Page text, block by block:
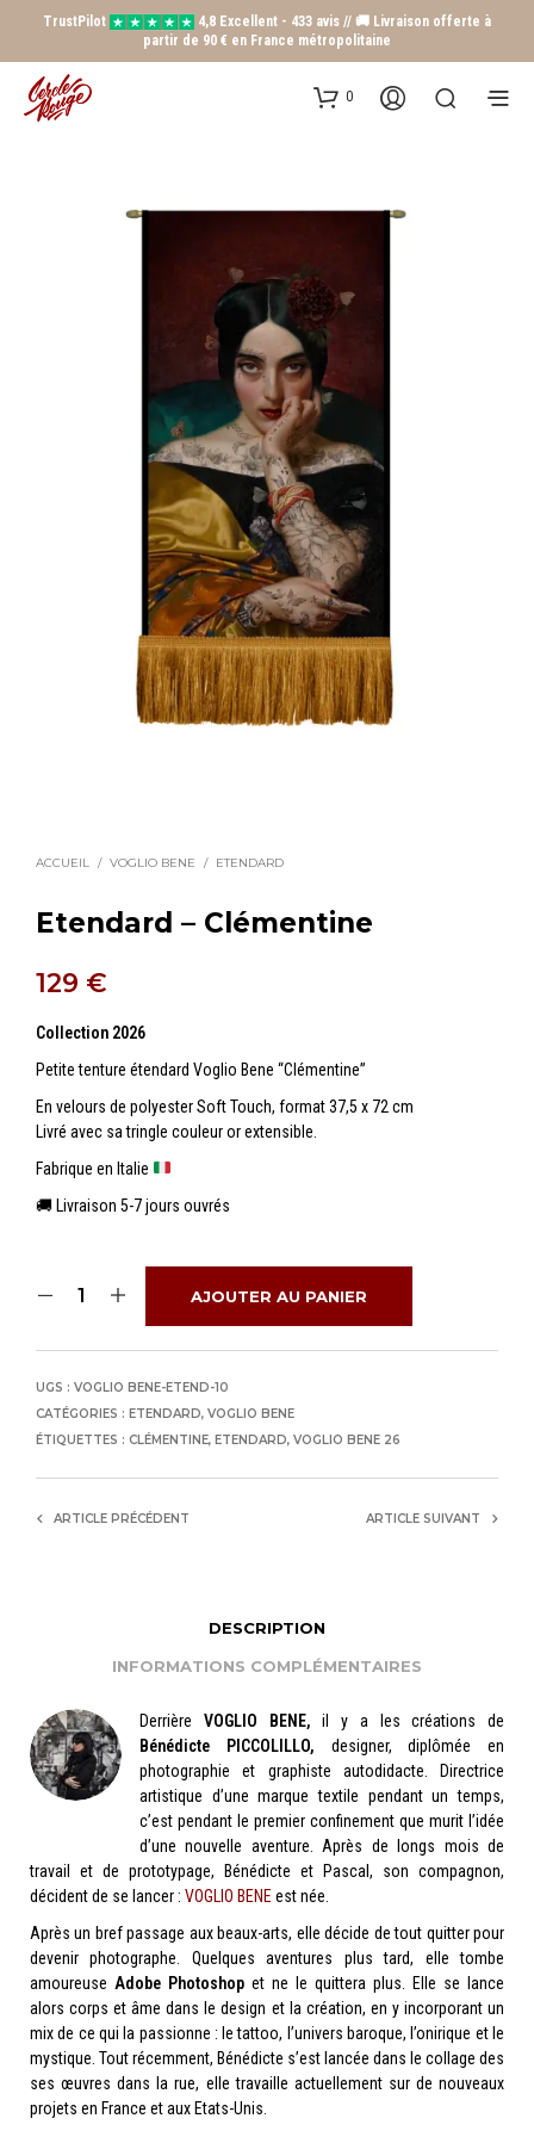
TrustPilot
4,8 Excellent - 433 avis // 🚚 Livraison offerte à
partir de 90 € en France métropolitaine
0
ACCUEIL / VOGLIO BENE / ETENDARD
Etendard – Clémentine
129 €
Collection 2026
Petite tenture étendard Voglio Bene “Clémentine”
En velours de polyester Soft Touch, format 37,5 x 72 cm
Livré avec sa tringle couleur or extensible.
Fabrique en Italie
🚚 Livraison 5-7 jours ouvrés
AJOUTER AU PANIER
UGS : VOGLIO BENE-ETEND-10
CATÉGORIES : ETENDARD, VOGLIO BENE
ÉTIQUETTES : CLÉMENTINE, ETENDARD, VOGLIO BENE 26
ARTICLE PRÉCÉDENT ARTICLE SUIVANT
DESCRIPTION
INFORMATIONS COMPLÉMENTAIRES
Derrière VOGLIO BENE,il y a les créations de
Bénédicte PICCOLILLO, designer, diplômée en
photographie et graphiste autodidacte. Directrice
artistique d’une marque textile pendant un temps,
c’est pendant le premier confinement que murit l’idée
d’une nouvelle aventure. Après de longs mois de
travail et de prototypage, Bénédicte et Pascal, son compagnon,
décident de se lancer : VOGLIO BENE est née.
Après un bref passage aux beaux-arts, elle décide de tout quitter pour
devenir photographe. Quelques aventures plus tard, elle tombe
amoureuse Adobe Photoshop et ne le quittera plus. Elle se lance
alors corps et âme dans le design et la création, en y incorporant un
mix de ce qui la passionne : le tattoo, l’univers baroque, l’onirique et le
mystique. Tout récemment, Bénédicte s’est lancée dans le collage des
ses œuvres dans la rue, elle travaille actuellement sur de nouveaux
projets en France et aux Etats-Unis.